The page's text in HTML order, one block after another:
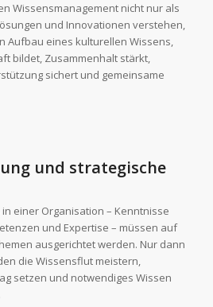
Wissensmanagement nicht nur als
und Innovationen verstehen,
Aufbau eines kulturellen Wissens,
bildet, Zusammenhalt stärkt,
sichert und gemeinsame
und strategische
einer Organisation – Kenntnisse
und Expertise – müssen auf
ausgerichtet werden. Nur dann
die Wissensflut meistern,
setzen und notwendiges Wissen